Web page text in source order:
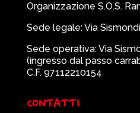
Organizzazione S.O.S.
Sede legale: Via
Sede operativa: Via
(ingresso dal passo
C.F. 97112210154
CONTATTI